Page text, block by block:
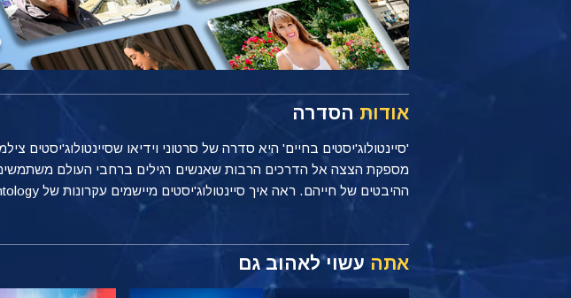
אודות הסדרה
'סיינטולוג'יסטים בחיים' היא סדרה של סרטוני וידיאו
ההיבטים של חייהם. ראה איך סיינטולוג'יסטים מיישמים עקרונות של Scientology כל יום, בין אם הם בארגונים המקומיים שלהם, בעבודה או בבית.
אתה עשוי לאהוב גם